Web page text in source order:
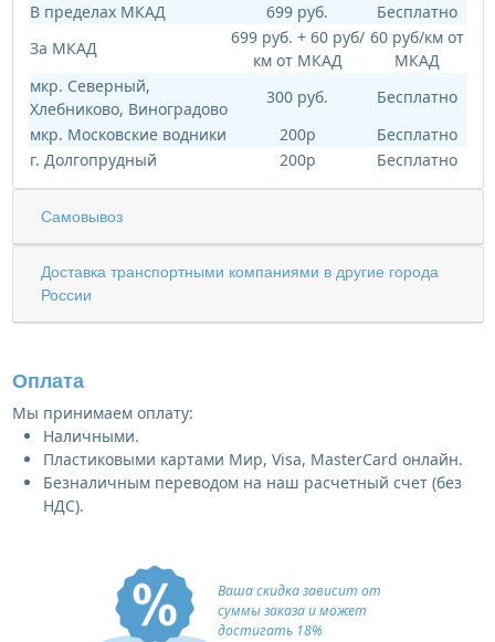
В пределах МКАД
699 руб.
Бесплатно
За МКАД
699 руб. + 60 руб/
км от МКАД
60 руб/км от
МКАД
мкр. Северный,
Хлебниково, Виноградово
300 руб.
Бесплатно
мкр. Московские водники
200р
Бесплатно
г. Долгопрудный
200р Бесплатно
Самовывоз
Доставка транспортными компаниями в другие города
России
Оплата
Мы принимаем оплату:
Наличными.
Пластиковыми картами Мир, Visa, MasterCard онлайн.
Безналичным переводом на наш расчетный счет (без
НДС).
Ваша скидка зависит от
суммы заказа и может
достигать 18%